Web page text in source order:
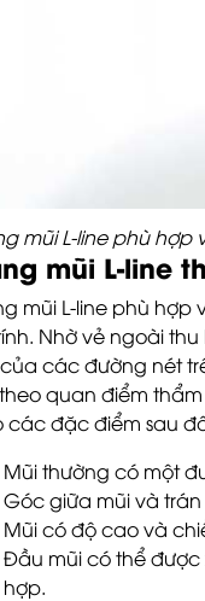
mũi L-line phù hợp
mũi L-line
mũi L-line phù
Nhờ vẻ ngoài
các đường nét
quan điểm
các đặc điểm sau
Mũi thường có một
Góc giữa mũi và
Mũi có độ cao và
Đầu mũi có thể
hợp.